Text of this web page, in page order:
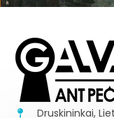
Druskininkai,